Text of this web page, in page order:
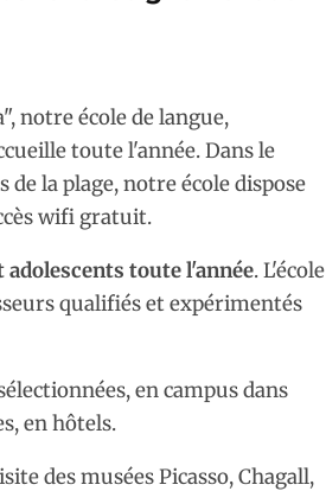
notre école de langue,
toute l'année. Dans le
la plage, notre école dispose
wifi gratuit.
toute l'année. L'école
qualifiés et expérimentés
en campus dans
en hôtels.
des musées Picasso, Chagall,